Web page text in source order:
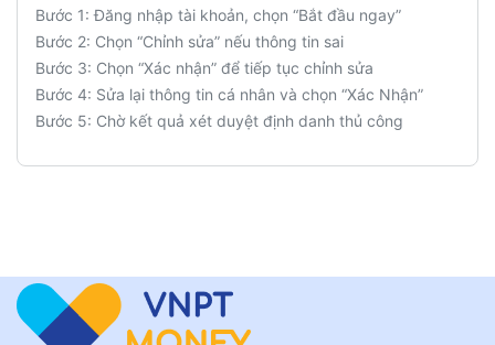
Bước 1: Đăng nhập tài khoản, chọn “Bắt đầu ngay”
Bước 2: Chọn “Chỉnh sửa” nếu thông tin sai
Bước 3: Chọn “Xác nhận” để tiếp tục chỉnh sửa
Bước 4: Sửa lại thông tin cá nhân và chọn “Xác Nhận”
Bước 5: Chờ kết quả xét duyệt định danh thủ công